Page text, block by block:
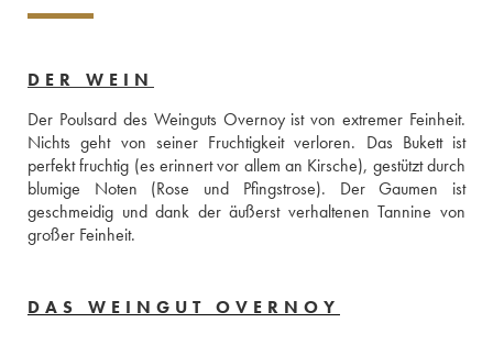
DER WEIN
Der Poulsard des Weinguts Overnoy ist von extremer Feinheit.
Nichts geht von seiner Fruchtigkeit verloren. Das Bukett ist
perfekt fruchtig (es erinnert vor allem an Kirsche), gestützt durch
blumige Noten (Rose und Pfingstrose). Der Gaumen ist
geschmeidig und dank der äußerst verhaltenen Tannine von
großer Feinheit.
DAS WEINGUT OVERNOY